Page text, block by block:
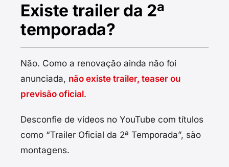
Existe trailer da 2ª
temporada?
Não. Como a renovação ainda não foi
anunciada, não existe trailer, teaser ou
previsão oficial.
Desconfie de vídeos no YouTube com títulos
como “Trailer Oficial da 2ª Temporada”, são
montagens.